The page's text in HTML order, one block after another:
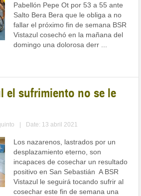
Pabellón Pepe Ot por 53 a 55 ante
Salto Bera Bera que le obliga a no
fallar el próximo fin de semana BSR
Vistazul cosechó en la mañana del
domingo una dolorosa derr ...
el sufrimiento no se le
Date: 13 abril 2021
Los nazarenos, lastrados por un
desplazamiento eterno, son
incapaces de cosechar un resultado
positivo en San Sebastián A BSR
Vistazul le seguirá tocando sufrir al
cosechar este fin de semana una